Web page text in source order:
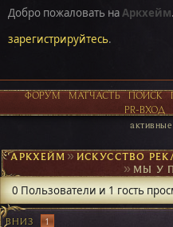
Добро пожаловать наАркхейм.
зарегистрируйтесь.
ФОРУМ МАТЧАСТЬ ПОИСК
PR-ВХОД
активные
АРКХЕЙМ►ИСКУССТВО
►МЫ У
0 Пользователи и 1 гость
ВНИЗ 1